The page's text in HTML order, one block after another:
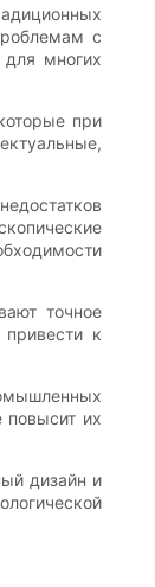
с
многих
при
точное
к
повысит их
дизайн и